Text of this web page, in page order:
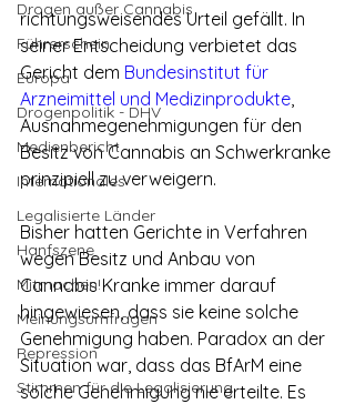
Drogen außer Cannabis
Führerschein
Europa
Drogenpolitik - DHV
Medienbericht
Internationales
Legalisierte Länder
Hanfszene
Mitmachen!
Meinungsumfragen
Repression
Stimmen für die Legalisierung
richtungsweisendes Urteil gefällt. In
seiner Entscheidung verbietet das
Gericht dem Bundesinstitut für
Arzneimittel und Medizinprodukte,
Ausnahmegenehmigungen für den
Besitz von Cannabis an Schwerkranke
prinzipiell zu verweigern.
Bisher hatten Gerichte in Verfahren
wegen Besitz und Anbau von
Cannabis Kranke immer darauf
hingewiesen, dass sie keine solche
Genehmigung haben. Paradox an der
Situation war, dass das BfArM eine
solche Genehmigung nie erteilte. Es